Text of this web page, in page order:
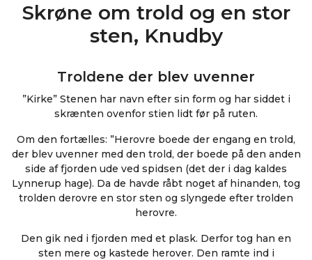
Skrøne om trold og en stor
sten, Knudby
Troldene der blev uvenner
”Kirke” Stenen har navn efter sin form og har siddet i
skrænten ovenfor stien lidt før på ruten.
Om den fortælles: ”Herovre boede der engang en trold,
der blev uvenner med den trold, der boede på den anden
side af fjorden ude ved spidsen (det der i dag kaldes
Lynnerup hage). Da de havde råbt noget af hinanden, tog
trolden derovre en stor sten og slyngede efter trolden
herovre.
Den gik ned i fjorden med et plask. Derfor tog han en
sten mere og kastede herover. Den ramte ind i